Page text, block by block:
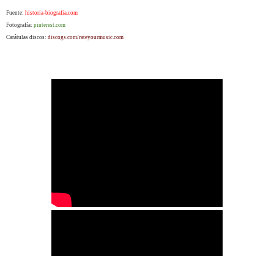
Fuente: historia-biografia.com
Fotografía: pinterest.com
Carátulas discos: discogs.com/rateyourmusic.com